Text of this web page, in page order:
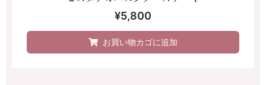
¥5,800
お買い物カゴに追加